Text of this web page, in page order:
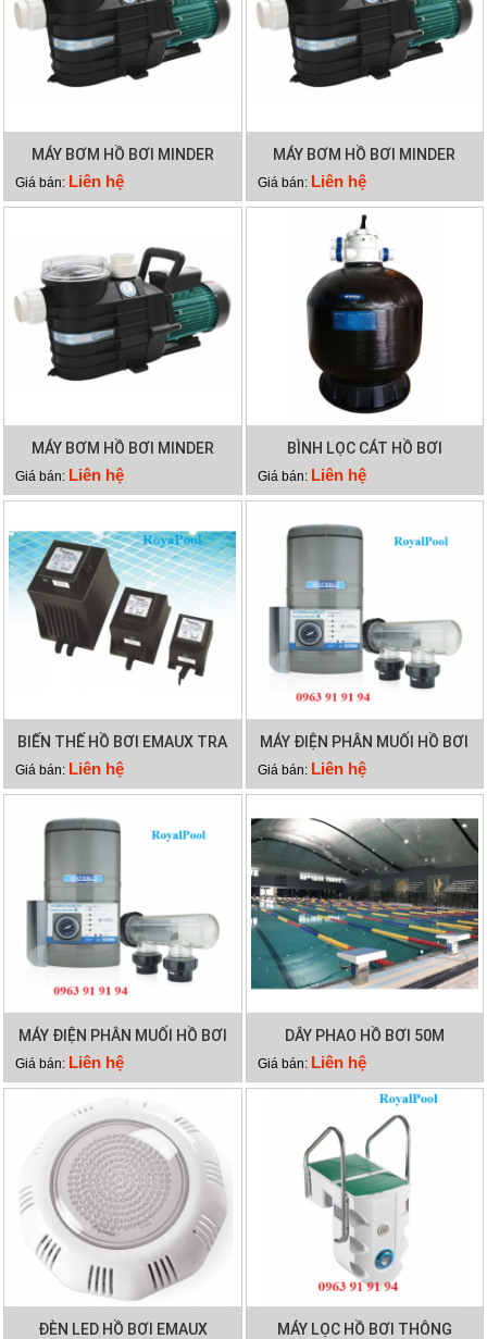
MÁY BƠM HỒ BƠI MINDER
MXB300
Giá bán: Liên hệ
MÁY BƠM HỒ BƠI MINDER
MXB250
Giá bán: Liên hệ
MÁY BƠM HỒ BƠI MINDER
MXB100
Giá bán: Liên hệ
BÌNH LỌC CÁT HỒ BƠI
MINDER M36
Giá bán: Liên hệ
BIẾN THẾ HỒ BƠI EMAUX TRA
300VA
Giá bán: Liên hệ
MÁY ĐIỆN PHÂN MUỐI HỒ BƠI
WATERCO HYDROCHLOR MK3
ST 2000
Giá bán: Liên hệ
MÁY ĐIỆN PHÂN MUỐI HỒ BƠI
WATERCO HYDROCHLOR MK3
ST 3000
Giá bán: Liên hệ
DÂY PHAO HỒ BƠI 50M
Giá bán: Liên hệ
ĐÈN LED HỒ BƠI EMAUX
MÁY LỌC HỒ BƠI THÔNG